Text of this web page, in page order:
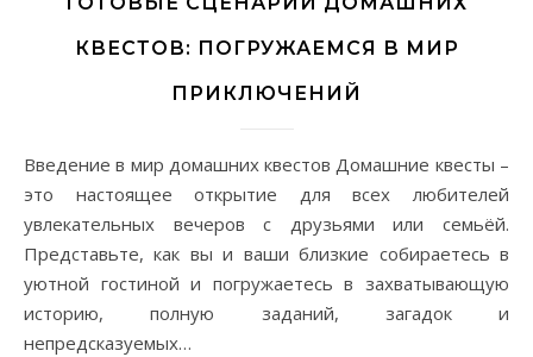
КВЕСТОВ: ПОГРУЖАЕМСЯ В МИР
ПРИКЛЮЧЕНИЙ
Введение в мир домашних квестов Домашние квесты –
это настоящее открытие для всех любителей
увлекательных вечеров с друзьями или семьёй.
Представьте, как вы и ваши близкие собираетесь в
уютной гостиной и погружаетесь в захватывающую
историю, полную заданий, загадок и
непредсказуемых…